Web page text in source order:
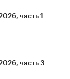
часть 1
часть 3